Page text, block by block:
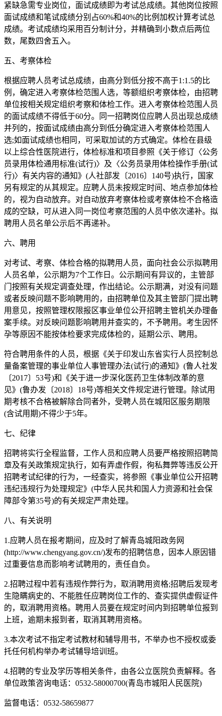
紧缺急需专业岗位，面试成绩即为考试总成绩。其他岗位按照
面试成绩和笔试成绩分别占60%和40%的比例加权计算考试总
成绩。考试成绩均采用百分制计分，并精确到小数点后两位
数，尾数四舍五入。
五、考察体检
根据应聘人员考试总成绩，由高分到低分按不高于1:1.5的比
例，确定进入考察体检范围人选，等额组织考察体检，由招聘
单位按相关规定组织考察和体检工作。进入考察体检范围人员
的面试成绩不得低于60分。同一招聘岗位应聘人员出现总成绩
并列的，按面试成绩由高分到低分确定进入考察体检范围人
选;如面试成绩也相同，可采取加试的方式确定。体检在县级
以上综合性医院进行，体检标准和项目参照《关于修订〈公务
员录用体检通用标准(试行)〉及〈公务员录用体检操作手册(试
行)〉有关内容的通知》(人社部发〔2016〕140号)执行，国家
另有规定的从其规定。应聘人员未按规定时间、地点参加体检
的，视为自动放弃。对自动放弃考察体检或考察体检不合格造
成的空缺，可从进入同一岗位考察范围的人员中依次递补。拟
聘用人员名单公示后不再递补。
六、聘用
对考试、考察、体检合格的拟聘用人员，面向社会公示拟聘用
人员名单，公示期为7个工作日。公示期间有异议的，主管部
门按照有关规定调查处理，作出结论。公示期满，对没有问题
或者反映问题不影响聘用的，由招聘单位及其主管部门提出聘
用意见，按照管理权限报区事业单位公开招聘主管机关办理备
案手续。对反映问题影响聘用并查实的，不予聘用。考生因怀
孕等原因不能按体检要求完成体检的，延期公示、聘用。
符合聘用条件的人员，根据《关于印发山东省实行人员控制总
量备案管理的事业单位人事管理办法(试行)的通知》(鲁人社发
〔2017〕53号)和《关于进一步深化医药卫生体制改革的意
见》(鲁办发〔2018〕18号)等相关文件规定进行管理。除试用
期考核不合格被解除合同者外，受聘人员在城阳区服务期限
(含试用期)不得少于5年。
七、纪律
招聘将实行全程监督，工作人员和应聘人员要严格按照招聘简
章及有关政策规定执行，如有弄虚作假，徇私舞弊等违反公开
招聘考试纪律的行为，一经查实，将参照《事业单位公开招聘
违纪违规行为处理规定》(中华人民共和国人力资源和社会保
障部令第35号)的有关规定严肃处理。
八、有关说明
1.应聘人员在报考期间，应及时了解青岛城阳政务网
(http://www.chengyang.gov.cn/)发布的招聘信息，因本人原因错
过重要信息而影响考试聘用的，责任自负。
2.招聘过程中若有违规作弊行为，取消聘用资格;招聘后发现考
生隐瞒病史的、不能胜任应聘岗位工作的、查实提供虚假证件
的，取消聘用资格。聘用人员要在规定时间内到招聘单位报到
上班，逾期未报到者，取消其聘用资格。
3.本次考试不指定考试教材和辅导用书，不举办也不授权或委
托任何机构举办考试辅导培训班。
4.招聘的专业及学历等相关条件，由各公立医院负责解释。各
单位政策咨询电话：0532-58000700(青岛市城阳人民医院)
监督电话：0532-58659877